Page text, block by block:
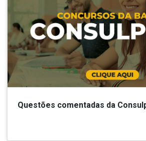
Questões comentadas da